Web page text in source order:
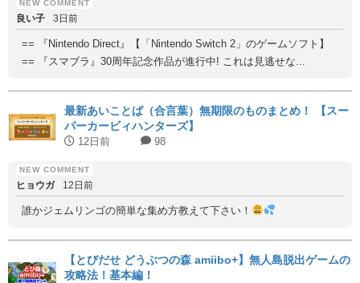
良い子 3日前
== 『Nintendo Direct』【「Nintendo Switch 2」のゲームソフト】
== 『スマブラ』30周年記念作品が進行中! これは見逃せな...
最新あいことば（合言葉）無期限のものまとめ！ 【スー
パーカービィハンターズ】
12日前 98
ヒョウガ 12日前
誰かジェムリンゴの簡単な集め方教えて下さい！
【とびだせ どうぶつの森 amiibo+】無人島脱出ゲームの
攻略法！基本編！